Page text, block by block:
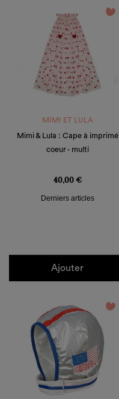
favorite_border
MIMI ET LULA
Mimi & Lula : Cape à imprimé
coeur - multi
40,00 €
Derniers articles
Ajouter
favorite_border